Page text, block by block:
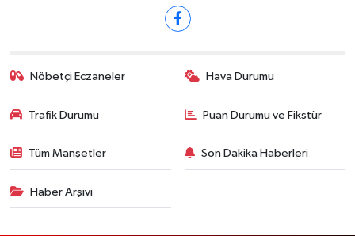
Nöbetçi Eczaneler Hava Durumu
Trafik Durumu Puan Durumu ve Fikstür
Tüm Manşetler Son Dakika Haberleri
Haber Arşivi